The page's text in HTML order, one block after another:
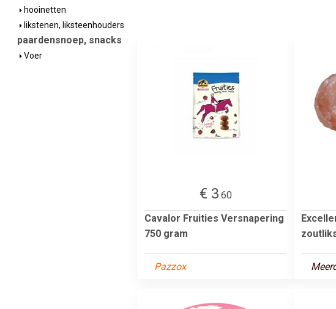
hooinetten
likstenen, liksteenhouders
paardensnoep, snacks
Voer
€ 3.60
Cavalor Fruities Versnapering
750 gram
Pazzox